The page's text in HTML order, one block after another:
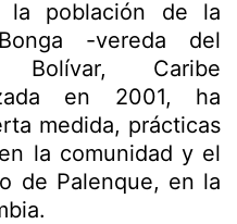
la población de la
-vereda del
Bolívar, Caribe
en 2001, ha
medida, prácticas
la comunidad y el
de Palenque, en la